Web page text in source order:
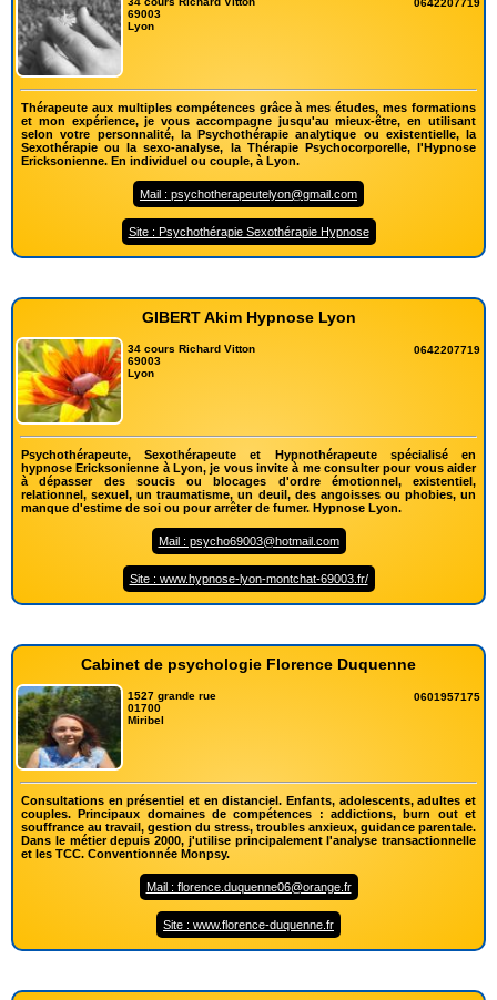
69003
Lyon
0642207719
Thérapeute aux multiples compétences grâce à mes études, mes formations
et mon expérience, je vous accompagne jusqu'au mieux-être, en utilisant
selon votre personnalité, la Psychothérapie analytique ou existentielle, la
Sexothérapie ou la sexo-analyse, la Thérapie Psychocorporelle, l'Hypnose
Ericksonienne. En individuel ou couple, à Lyon.
Mail : psychotherapeutelyon@gmail.com
Site : Psychothérapie Sexothérapie Hypnose
GIBERT Akim Hypnose Lyon
34 cours Richard Vitton
69003
Lyon
0642207719
Psychothérapeute, Sexothérapeute et Hypnothérapeute spécialisé en
hypnose Ericksonienne à Lyon, je vous invite à me consulter pour vous aider
à dépasser des soucis ou blocages d'ordre émotionnel, existentiel,
relationnel, sexuel, un traumatisme, un deuil, des angoisses ou phobies, un
manque d'estime de soi ou pour arrêter de fumer. Hypnose Lyon.
Mail : psycho69003@hotmail.com
Site : www.hypnose-lyon-montchat-69003.fr/
Cabinet de psychologie Florence Duquenne
1527 grande rue
01700
Miribel
0601957175
Consultations en présentiel et en distanciel. Enfants, adolescents, adultes et
couples. Principaux domaines de compétences : addictions, burn out et
souffrance au travail, gestion du stress, troubles anxieux, guidance parentale.
Dans le métier depuis 2000, j'utilise principalement l'analyse transactionnelle
et les TCC. Conventionnée Monpsy.
Mail : florence.duquenne06@orange.fr
Site : www.florence-duquenne.fr